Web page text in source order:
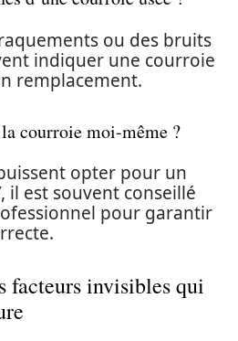
ou des bruits
indiquer une courroie
remplacement.
courroie moi-même ?
opter pour un
il est souvent conseillé
pour garantir
facteurs invisibles qui